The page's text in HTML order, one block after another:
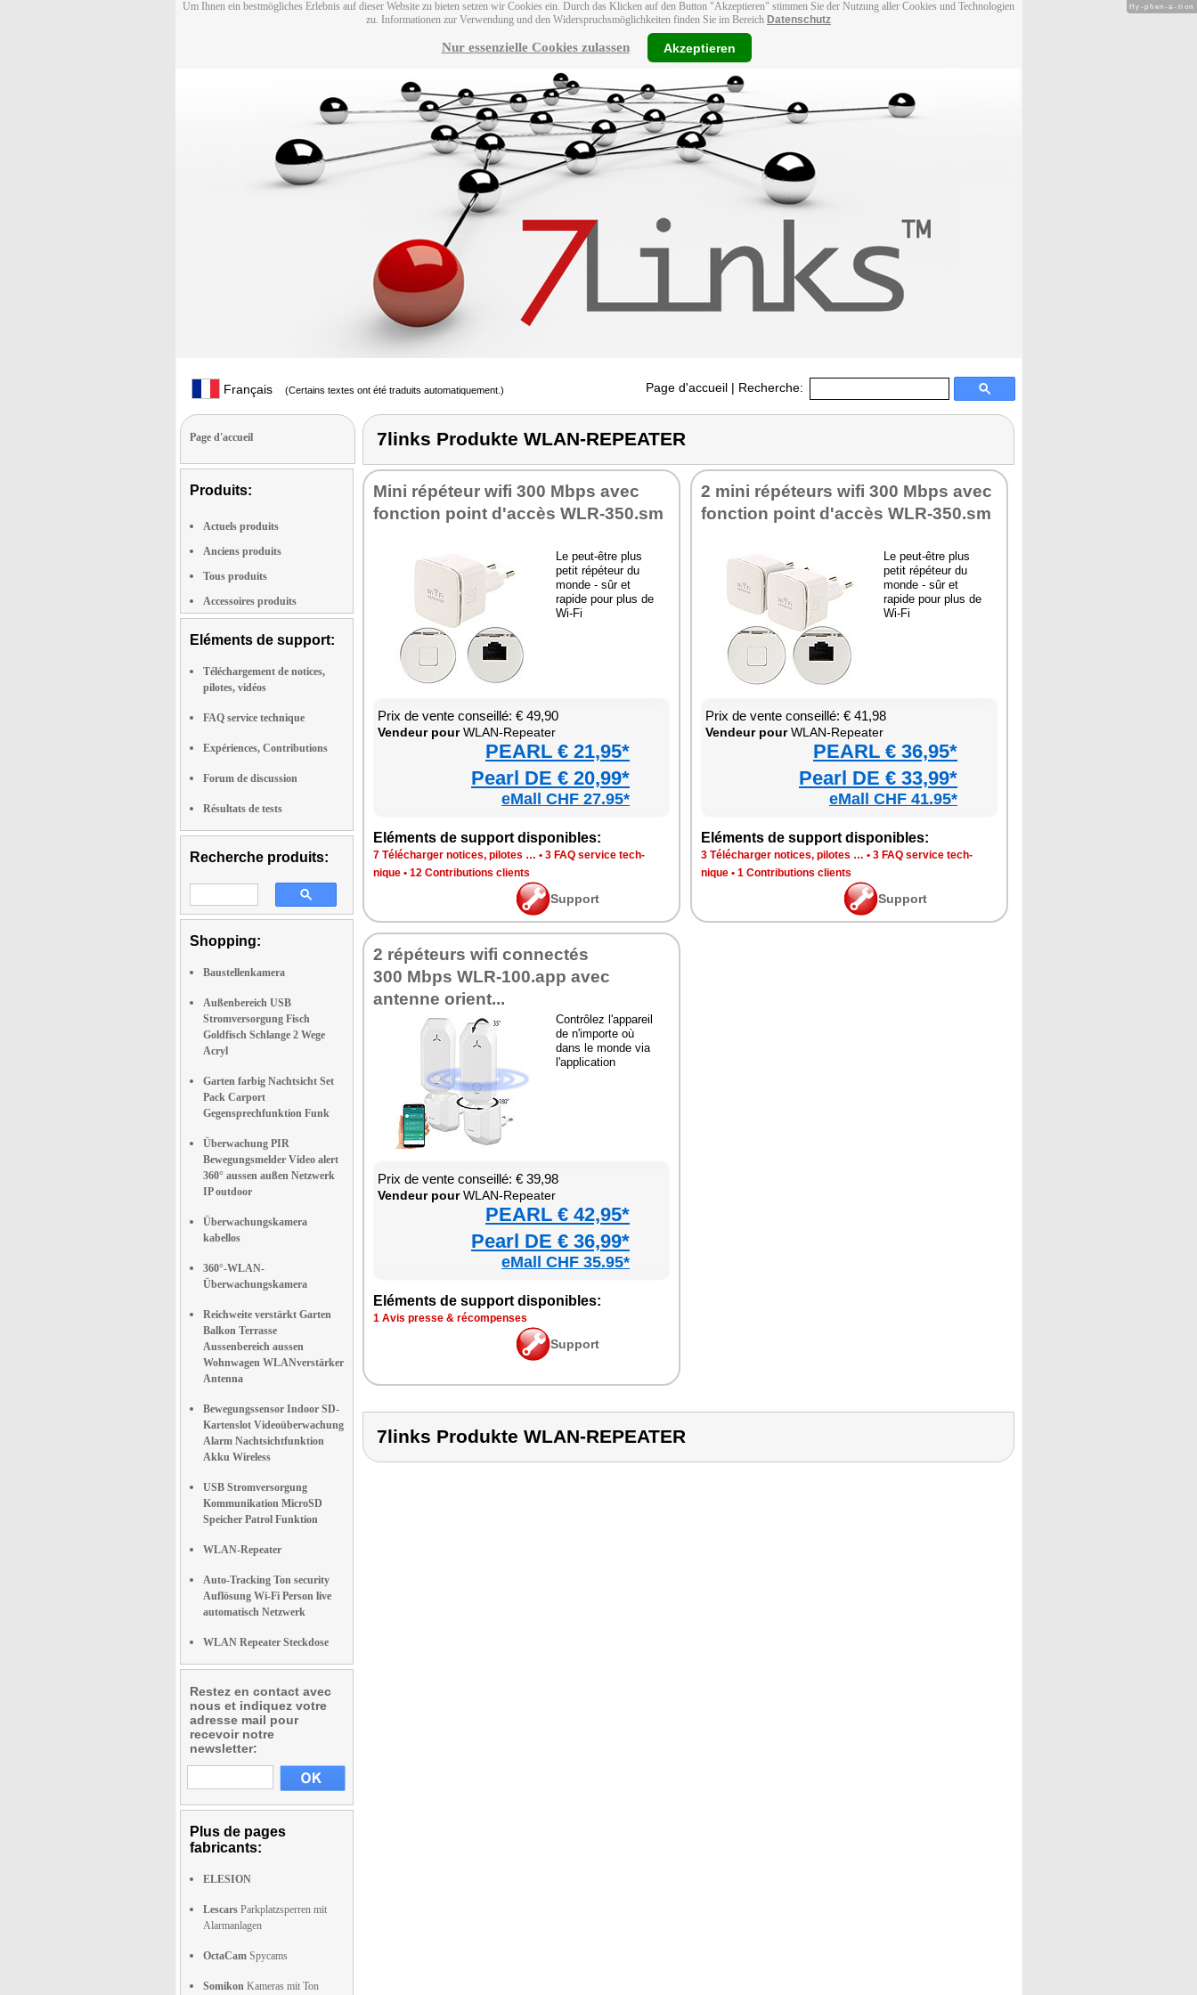
Um Ihnen ein bestmögliches Erlebnis auf dieser Website zu bieten setzen wir Cookies ein. Durch das Klicken auf den Button "Akzeptieren" stimmen Sie der Nutzung aller Cookies und Technologien
zu. Informationen zur Verwendung und den Widerspruchsmöglichkeiten finden Sie im Bereich Datenschutz
Nur essenzielle Cookies zulassen Akzeptieren
Français (Certains textes ont été traduits automatiquement.) Page d'accueil | Recherche:
Page d'accueil
Produits:
Actuels produits
Anciens produits
Tous produits
Accessoires produits
Eléments de support:
Téléchargement de notices,
pilotes, vidéos
FAQ service technique
Expériences, Contributions
Forum de discussion
Résultats de tests
Recherche produits:
Shopping:
Baustellenkamera
Außenbereich USB
Stromversorgung Fisch
Goldfisch Schlange 2 Wege
Acryl
Garten farbig Nachtsicht Set
Pack Carport
Gegensprechfunktion Funk
Überwachung PIR
Bewegungsmelder Video alert
360° aussen außen Netzwerk
IP outdoor
Überwachungskamera
kabellos
360°-WLAN-
Überwachungskamera
Reichweite verstärkt Garten
Balkon Terrasse
Aussenbereich aussen
Wohnwagen WLANverstärker
Antenna
Bewegungssensor Indoor SD-
Kartenslot Videoüberwachung
Alarm Nachtsichtfunktion
Akku Wireless
USB Stromversorgung
Kommunikation MicroSD
Speicher Patrol Funktion
WLAN-Repeater
Auto-Tracking Ton security
Auflösung Wi-Fi Person live
automatisch Netzwerk
WLAN Repeater Steckdose
Restez en contact avec
nous et indiquez votre
adresse mail pour
recevoir notre
newsletter:
Plus de pages
fabricants:
ELESION
Lescars Parkplatzsperren mit
Alarmanlagen
OctaCam Spycams
Somikon Kameras mit Ton
7links Produkte WLAN-REPEATER
Mini répé­teur wifi 300 Mbps avec
fonc­tion point d'ac­cès WLR-350.sm
Le peut-être plus
petit répé­teur du
monde - sûr et
rapide pour plus de
Wi-Fi
Prix de vente conseillé: € 49,90
Ven­deur pourWLAN-Repea­ter
PEARL € 21,95*
Pearl DE € 20,99*
eMall CHF 27.95*
Elé­ments de sup­port dis­po­nibles:
7 Télé­char­ger notices, pilotes … • 3 FAQ ser­vice tech­
nique • 12 Contri­bu­tions clients
Sup­port
2 mini répé­teurs wifi 300 Mbps avec
fonc­tion point d'ac­cès WLR-350.sm
Le peut-être plus
petit répé­teur du
monde - sûr et
rapide pour plus de
Wi-Fi
Prix de vente conseillé: € 41,98
Ven­deur pourWLAN-Repea­ter
PEARL € 36,95*
Pearl DE € 33,99*
eMall CHF 41.95*
Elé­ments de sup­port dis­po­nibles:
3 Télé­char­ger notices, pilotes … • 3 FAQ ser­vice tech­
nique • 1 Contri­bu­tions clients
Sup­port
2 répé­teurs wifi connec­tés
300 Mbps WLR-100.app avec
antenne orient...
Contrô­lez l'ap­pa­reil
de n'im­porte où
dans le monde via
l'ap­pli­ca­tion
Prix de vente conseillé: € 39,98
Ven­deur pourWLAN-Repea­ter
PEARL € 42,95*
Pearl DE € 36,99*
eMall CHF 35.95*
Elé­ments de sup­port dis­po­nibles:
1 Avis presse & récom­penses
Sup­port
7links Produkte WLAN-REPEATER
Hy-phen-a-tion